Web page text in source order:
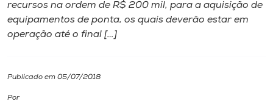
A
Unoesc
I.nova
recursos na ordem de R$ 200 mil, para a aquisição de
equipamentos de ponta, os quais deverão estar em
operação até o final […]
Publicado em 05/07/2018
Por